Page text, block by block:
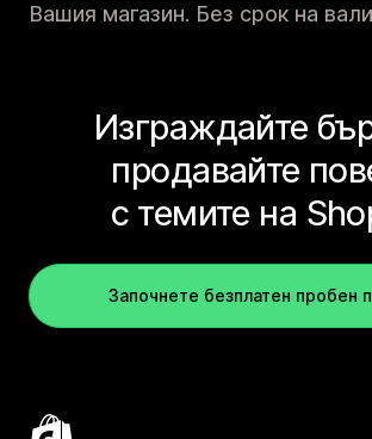
Вашия магазин. Без срок на
Изграждайте
продавайте
с темите на
Започнете безплатен пробен